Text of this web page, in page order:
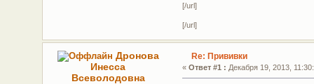
[/url]
[/url]
Дронова
Инесса
Всеволодовна
Re: Прививки
«Ответ #1 : Декабря 19, 2013,